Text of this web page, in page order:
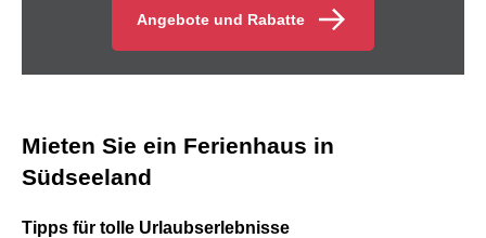
Angebote und Rabatte
Mieten Sie ein Ferienhaus in
Südseeland
Tipps für tolle Urlaubserlebnisse